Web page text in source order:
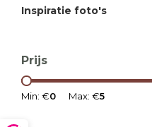
Inspiratie foto's
Prijs
Min: €0 Max: €5